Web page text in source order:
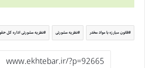
قانون مبارزه با مواد مخدر نظریه مشورتی نظریه مشورتی اداره کل